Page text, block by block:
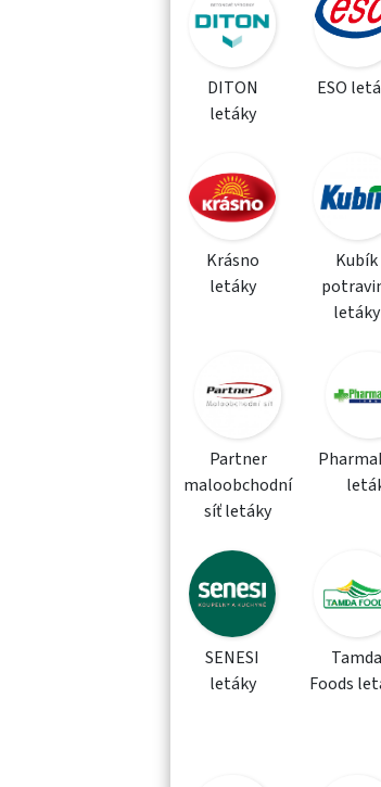
DITON
letáky
ESO
Krásno
letáky
Kubík
letáky
Partner
maloobchodní
síť letáky
SENESI
letáky
Tamda
Foods